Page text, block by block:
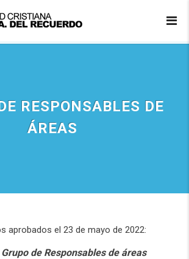
RESPONSABLES DE
ÁREAS
aprobados el 23 de mayo de 2022:
de Responsables de áreas